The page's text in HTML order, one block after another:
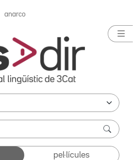
anarco
pel·lícules